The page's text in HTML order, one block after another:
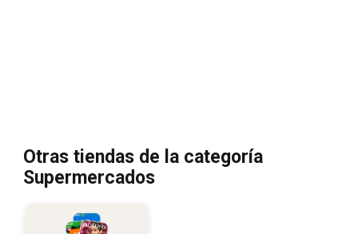
Otras tiendas de la categoría
Supermercados